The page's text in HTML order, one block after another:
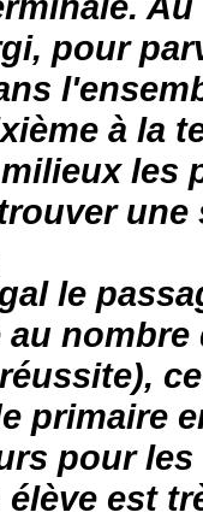
pour
à la
les
le
primaire
pour
est